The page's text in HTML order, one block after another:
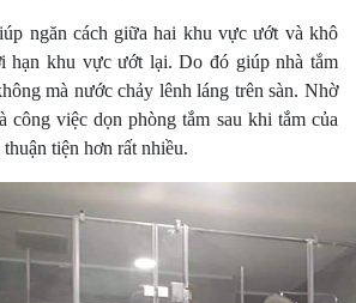
ngăn cách giữa hai khu vực ướt và khô
hạn khu vực ướt lại. Do đó giúp nhà tắm
mà nước chảy lênh láng trên sàn. Nhờ
công việc dọn phòng tắm sau khi tắm của
tiện hơn rất nhiều.